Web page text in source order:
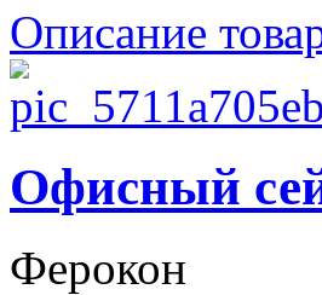
Описание
Офисный
Ферокон